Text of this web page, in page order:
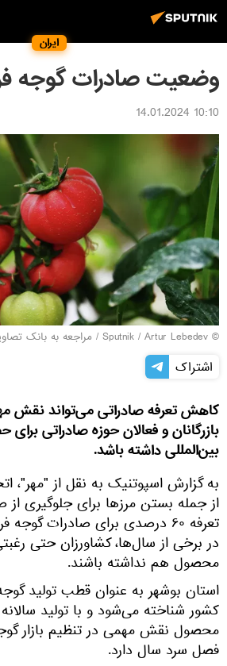
ایران
وضعیت صادرات گوجه
10:10 14.01.2024
© Sputnik / Artur Lebedev
/ مراجعه به بانک
اشتراک
کاهش تعرفه صادراتی می‌تواند نقش
بازرگانان و فعالان حوزه صادراتی برای
بین‌المللی داشته باشد.
به گزارش اسپوتنیک به نقل از "مهر"،
از جمله بستن مرزها برای جلوگیری از
تعرفه ۶۰ درصدی برای صادرات
در برخی از سال‌ها، کشاورزان حتی
محصول هم نداشته باشند.
استان بوشهر به عنوان قطب تولید
محصول نقش مهمی در تنظیم بازار
فصل سرد سال دارد.